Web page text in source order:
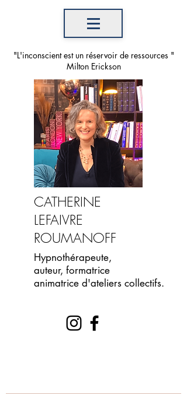
Hypnothérapeute,
auteur, formatrice
animatrice d'ateliers collectifs.
"L'inconscient est un réservoir de ressources "
Milton Erickson
CATHERINE
LEFAIVRE
ROUMANOFF